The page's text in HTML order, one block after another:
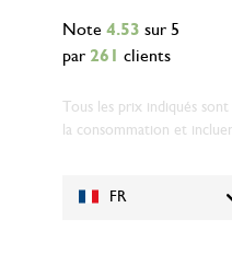
FR
Note 4.53 sur 5
par 261 clients
Tous les prix indiqués
la consommation et